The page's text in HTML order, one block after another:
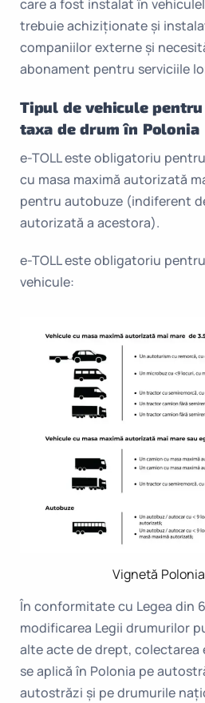
care a fost instalat în
trebuie achiziționate și
companiilor externe și
abonament pentru serviciile
Tipul de vehicule
taxa de drum în Polonia
e-TOLL este obligatoriu
cu masa maximă autorizată
pentru autobuze (indiferent
autorizată a acestora).
e-TOLL este obligatoriu
vehicule:
Vignetă
În conformitate cu Legea din
modificarea Legii drumurilor
alte acte de drept,
se aplică în Polonia pe
autostrăzi și pe drumurile